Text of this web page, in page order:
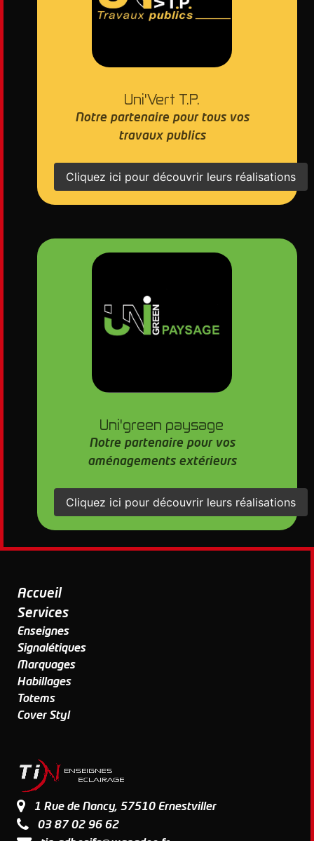
Uni'Vert T.P.
Notre partenaire pour tous vos
travaux publics
Cliquez ici pour découvrir leurs réalisations
Uni'green paysage
Notre partenaire pour vos
aménagements extérieurs
Cliquez ici pour découvrir leurs réalisations
Accueil
Services
Enseignes
Signalétiques
Marquages
Habillages
Totems
Cover Styl
1 Rue de Nancy, 57510 Ernestviller
03 87 02 96 62